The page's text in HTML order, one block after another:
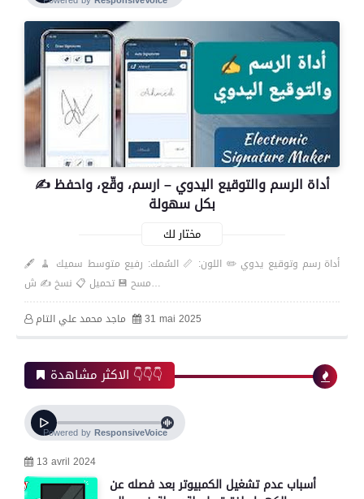
✍️ أداة الرسم والتوقيع اليدوي – ارسم، وقّع، واحفظ
بكل سهولة
مختار لك
🖋️ أداة رسم وتوقيع يدوي ✏️ اللون: 📏 السُمك: رفيع متوسط سميك 🧹
مسح 💾 تحميل 📋 نسخ ✍️ ش…
ماجد محمد علي التام
31 mai 2025
الاكثر مشاهدة 👇👇👇
13 avril 2024
أسباب عدم تشغيل الكمبيوتر بعد فصله عن